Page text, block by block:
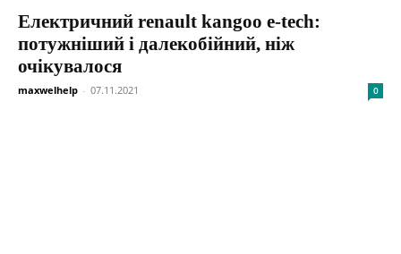
Електричний renault kangoo e-tech:
потужніший і далекобійний, ніж
очікувалося
maxwelhelp - 07.11.2021 0